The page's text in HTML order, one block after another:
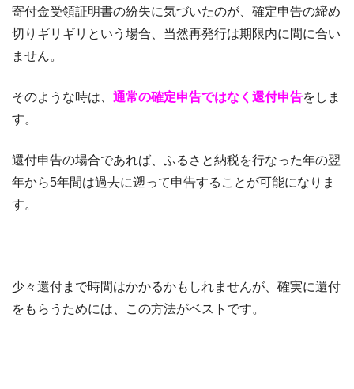
寄付金受領証明書の紛失に気づいたのが、確定申告の締め
切りギリギリという場合、当然再発行は期限内に間に合い
ません。
そのような時は、 通常の確定申告ではなく還付申告をしま
す。
還付申告の場合であれば、ふるさと納税を行なった年の翌
年から5年間は過去に遡って申告することが可能になりま
す。
少々還付まで時間はかかるかもしれませんが、確実に還付
をもらうためには、この方法がベストです。